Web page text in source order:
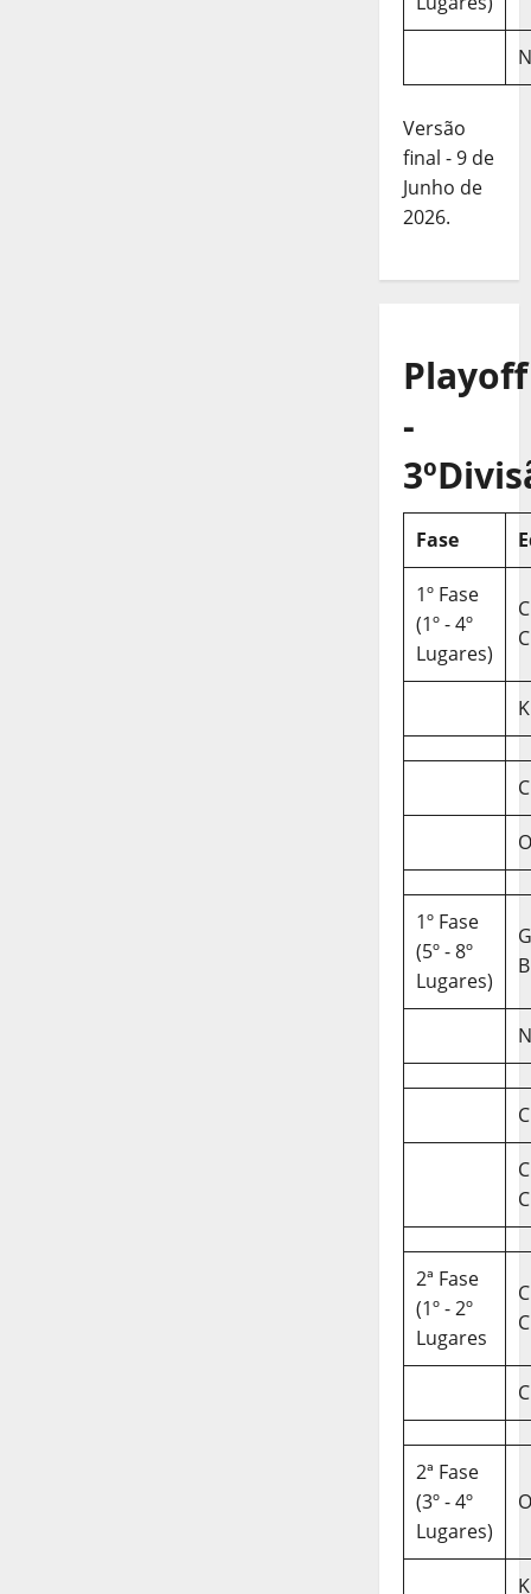
Versão
final - 9 de
Junho de
2026.
Playoff
-
Fase
1º Fase
(1º - 4º
Lugares)
C
1º Fase
(5º - 8º
Lugares)
B
C
2ª Fase
(1º - 2º
Lugares
C
2ª Fase
(3º - 4º
Lugares)